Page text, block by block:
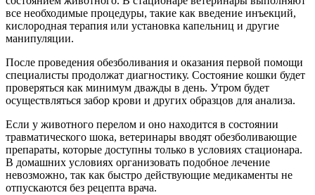
все необходимые процедуры, такие как введение инъекций,
кислородная терапия или установка капельниц и другие
манипуляции.
После проведения обезболивания и оказания первой помощи
специалисты продолжат диагностику. Состояние кошки будет
проверяться как минимум дважды в день. Утром будет
осуществляться забор крови и других образцов для анализа.
Если у животного перелом и оно находится в состоянии
травматического шока, ветеринары вводят обезболивающие
препараты, которые доступны только в условиях стационара.
В домашних условиях организовать подобное лечение
невозможно, так как быстро действующие медикаменты не
отпускаются без рецепта врача.